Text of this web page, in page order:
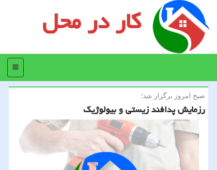
کار در محل
منو
صبح امروز برگزار شد؛
رزمایش پدافند زیستی و بیولوژیك